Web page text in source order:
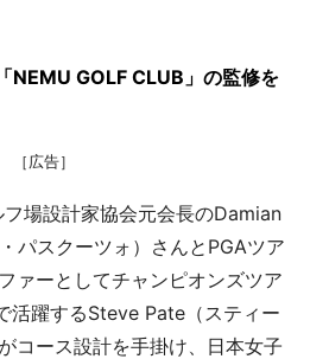
NEMU GOLF CLUB」の監修を
［広告］
場設計家協会元会長のDamian
パスクーツォ）さんとPGAツア
ァーとしてチャンピオンズツア
活躍するSteve Pate（スティー
コース設計を手掛け、日本女子